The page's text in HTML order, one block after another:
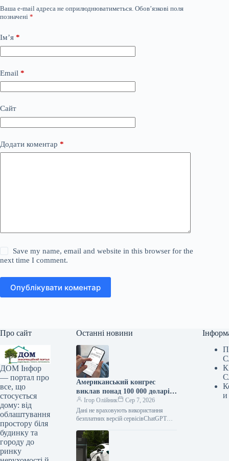
Ваша e-mail адреса не оприлюднюватиметься. Обов’язкові поля
позначені *
Ім’я *
Email *
Сайт
Додати коментар *
Save my name, email and website in this browser for the
next time I comment.
Опублікувати коментар
Про сайт
ДОМ Інфор
— портал про
все, що
стосується
дому: від
облаштування
простору біля
будинку та
городу до
ринку
Останні новини
Американський конгрес
виклав понад 100 000 доларів
на ChatGPT.
Ігор Олійник
Сер 7, 2026
Дані не враховують використання
безплатних версій сервісівChatGPT
інструменту штучного інтелекту в
американському Конгресі. На
розробку
и